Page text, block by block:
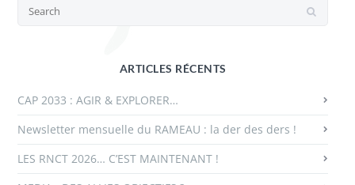
ARTICLES RÉCENTS
CAP 2033 : AGIR & EXPLORER…
Newsletter mensuelle du RAMEAU : la der des ders !
LES RNCT 2026… C’EST MAINTENANT !